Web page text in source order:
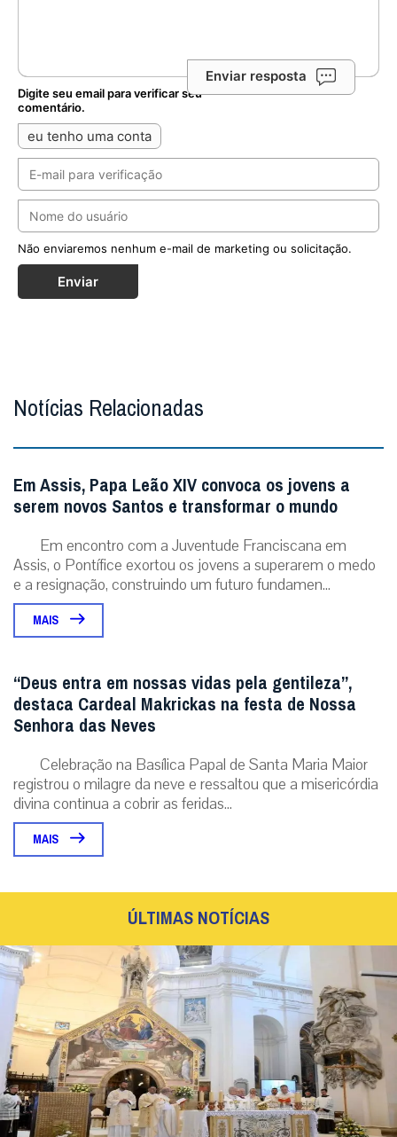
Enviar resposta
Digite seu email para verificar seu
comentário.
eu tenho uma conta
Não enviaremos nenhum e-mail de marketing ou solicitação.
Enviar
Notícias Relacionadas
Em Assis, Papa Leão XIV convoca os jovens a
serem novos Santos e transformar o mundo
Em encontro com a Juventude Franciscana em
Assis, o Pontífice exortou os jovens a superarem o medo
e a resignação, construindo um futuro fundamen...
MAIS
“Deus entra em nossas vidas pela gentileza”,
destaca Cardeal Makrickas na festa de Nossa
Senhora das Neves
Celebração na Basílica Papal de Santa Maria Maior
registrou o milagre da neve e ressaltou que a misericórdia
divina continua a cobrir as feridas...
MAIS
ÚLTIMAS NOTÍCIAS